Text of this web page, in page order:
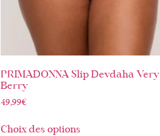
PRIMADONNA Slip Devdaha Very
Berry
49,99€
Choix des options